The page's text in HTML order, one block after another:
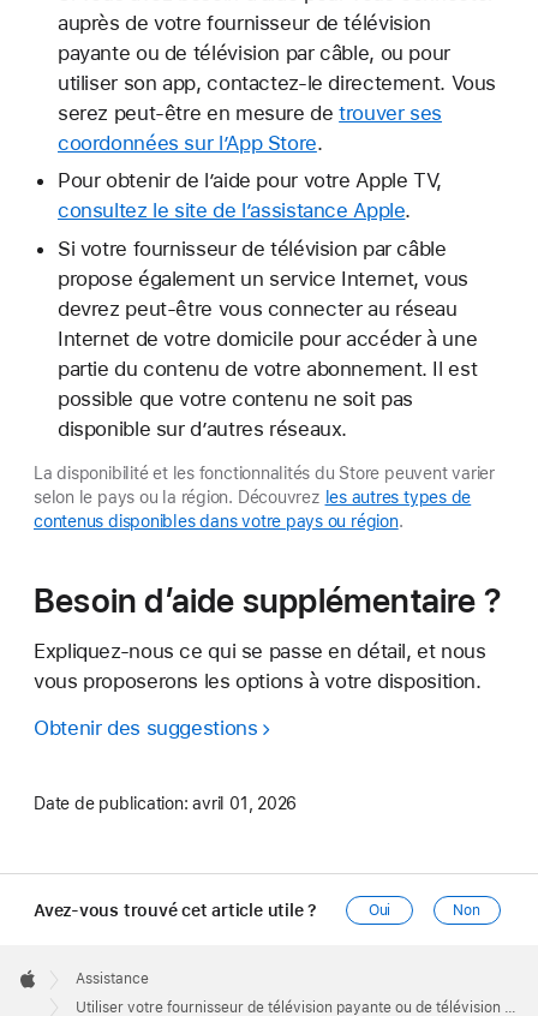
auprès de votre fournisseur de télévision
payante ou de télévision par câble, ou pour
utiliser son app, contactez-le directement. Vous
serez peut-être en mesure detrouver ses
coordonnées sur l’App Store.
Pour obtenir de l’aide pour votre Apple TV,
consultez le site de l’assistance Apple.
Si votre fournisseur de télévision par câble
propose également un service Internet, vous
devrez peut-être vous connecter au réseau
Internet de votre domicile pour accéder à une
partie du contenu de votre abonnement. Il est
possible que votre contenu ne soit pas
disponible sur d’autres réseaux.
La disponibilité et les fonctionnalités du Store peuvent varier
selon le pays ou la région. Découvrez les autres types de
contenus disponibles dans votre pays ou région.
Besoin d’aide supplémentaire ?
Expliquez-nous ce qui se passe en détail, et nous
vous proposerons les options à votre disposition.
Obtenir des suggestions
Date de publication: avril 01, 2026
Avez-vous trouvé cet article utile ? Oui Non
Footer

Apple
Assistance
Utiliser votre fournisseur de télévision payante ou de télévision par câble avec l’Apple TV 4K ou l’Apple TV HD